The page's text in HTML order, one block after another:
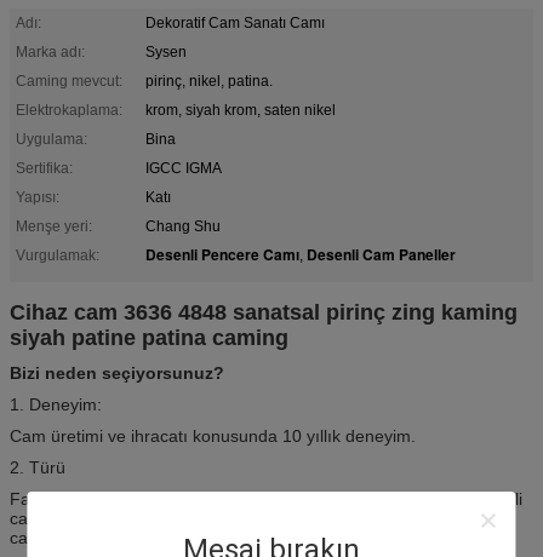
Mesaj bırakın
Adı:
Dekoratif Cam Sanatı Camı
Marka adı:
Sysen
Caming mevcut:
pirinç, nikel, patina.
Elektrokaplama:
krom, siyah krom, saten nikel
Uygulama:
Bina
Sertifika:
IGCC IGMA
Yapısı:
Katı
Menşe yeri:
Chang Shu
Vurgulamak:
Desenli Pencere Camı, Desenli Cam Paneller
Cihaz cam 3636 4848 sanatsal pirinç zing kaming
siyah patine patina caming
Bizi neden seçiyorsunuz?
1. Deneyim:
Cam üretimi ve ihracatı konusunda 10 yıllık deneyim.
2. Türü
Farklı taleplerinizi karşılamak için geniş bir cam yelpazesi: Temperli
cam, LCD Cam, Anti-glary cam, Reflektif cam, sanat camı, bina
camı.
Cam vitrin, cam dolap vb